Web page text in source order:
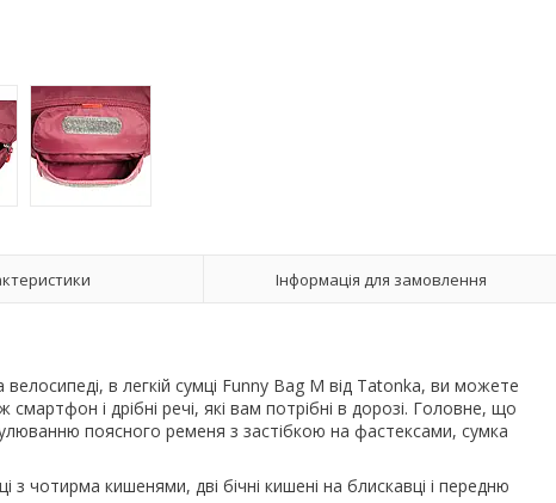
Інформація для замовлення
в легкій сумці Funny Bag M від Tatonka, ви можете
і дрібні речі, які вам потрібні в дорозі. Головне, що
поясного ременя з застібкою на фастексами, сумка
чотирма кишенями, дві бічні кишені на блискавці і передню